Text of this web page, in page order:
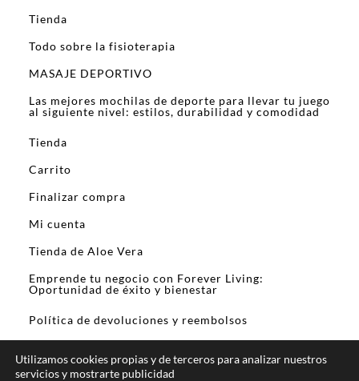
Tienda
Todo sobre la fisioterapia
MASAJE DEPORTIVO
Las mejores mochilas de deporte para llevar tu juego
al siguiente nivel: estilos, durabilidad y comodidad
Tienda
Carrito
Finalizar compra
Mi cuenta
Tienda de Aloe Vera
Emprende tu negocio con Forever Living:
Oportunidad de éxito y bienestar
Política de devoluciones y reembolsos
Utilizamos cookies propias y de terceros para analizar nuestros
servicios y mostrarte publicidad